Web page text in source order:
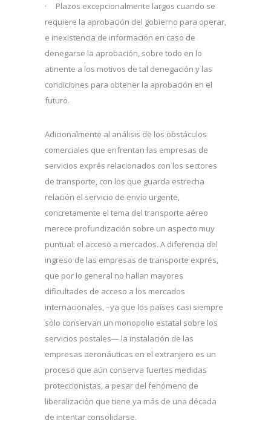
· Plazos excepcionalmente largos cuando se
requiere la aprobación del gobierno para operar,
e inexistencia de información en caso de
denegarse la aprobación, sobre todo en lo
atinente a los motivos de tal denegación y las
condiciones para obtener la aprobación en el
futuro.
Adicionalmente al análisis de los obstáculos
comerciales que enfrentan las empresas de
servicios exprés relacionados con los sectores
de transporte, con los que guarda estrecha
relación el servicio de envío urgente,
concretamente el tema del transporte aéreo
merece profundización sobre un aspecto muy
puntual: el acceso a mercados. A diferencia del
ingreso de las empresas de transporte exprés,
que por lo general no hallan mayores
dificultades de acceso a los mercados
internacionales, –ya que los países casi siempre
sólo conservan un monopolio estatal sobre los
servicios postales— la instalación de las
empresas aeronáuticas en el extranjero es un
proceso que aún conserva fuertes medidas
proteccionistas, a pesar del fenómeno de
liberalización que tiene ya más de una década
de intentar consolidarse.